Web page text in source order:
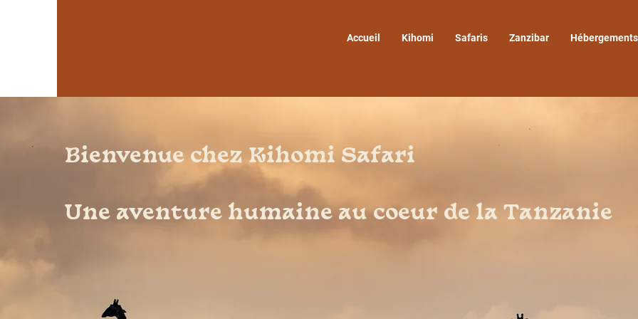
Accueil Kihomi Safaris Zanzibar Hébergements
Bienvenue chez Kihomi Safari
Une aventure humaine au coeur de la Tanzanie